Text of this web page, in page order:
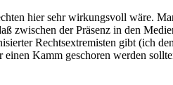
hier sehr wirkungsvoll wäre.
zwischen der Präsenz in den
Rechtsextremisten gibt (ich
Kamm geschoren werden